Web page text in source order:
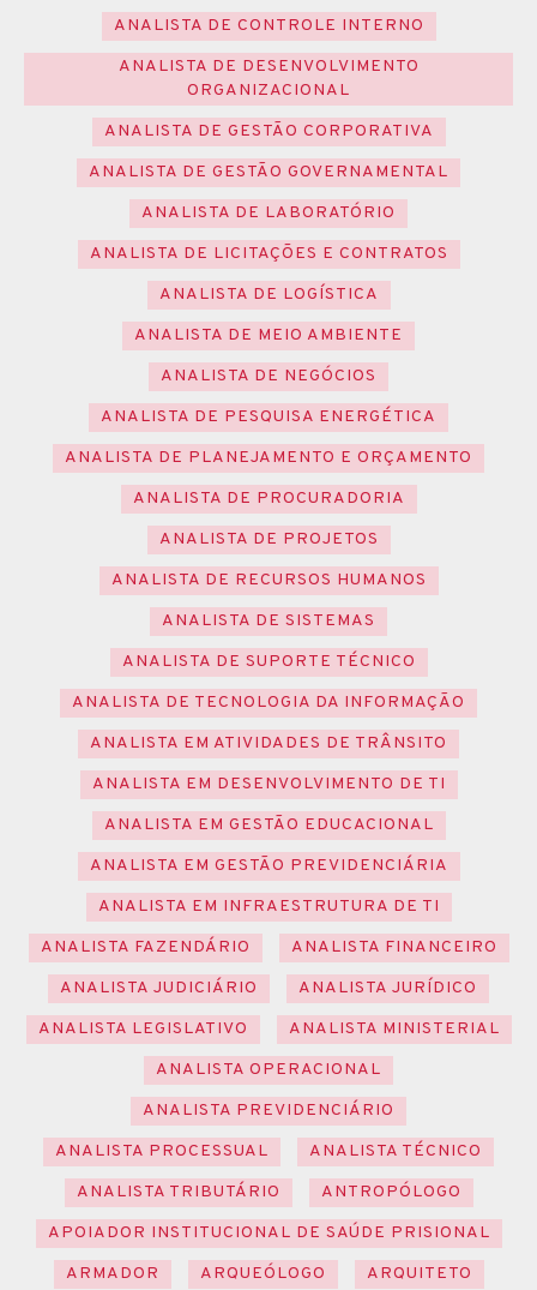
ANALISTA DE CONTROLE INTERNO
ANALISTA DE DESENVOLVIMENTO
ORGANIZACIONAL
ANALISTA DE GESTÃO CORPORATIVA
ANALISTA DE GESTÃO GOVERNAMENTAL
ANALISTA DE LABORATÓRIO
ANALISTA DE LICITAÇÕES E CONTRATOS
ANALISTA DE LOGÍSTICA
ANALISTA DE MEIO AMBIENTE
ANALISTA DE NEGÓCIOS
ANALISTA DE PESQUISA ENERGÉTICA
ANALISTA DE PLANEJAMENTO E ORÇAMENTO
ANALISTA DE PROCURADORIA
ANALISTA DE PROJETOS
ANALISTA DE RECURSOS HUMANOS
ANALISTA DE SISTEMAS
ANALISTA DE SUPORTE TÉCNICO
ANALISTA DE TECNOLOGIA DA INFORMAÇÃO
ANALISTA EM ATIVIDADES DE TRÂNSITO
ANALISTA EM DESENVOLVIMENTO DE TI
ANALISTA EM GESTÃO EDUCACIONAL
ANALISTA EM GESTÃO PREVIDENCIÁRIA
ANALISTA EM INFRAESTRUTURA DE TI
ANALISTA FAZENDÁRIO
ANALISTA FINANCEIRO
ANALISTA JUDICIÁRIO
ANALISTA JURÍDICO
ANALISTA LEGISLATIVO
ANALISTA MINISTERIAL
ANALISTA OPERACIONAL
ANALISTA PREVIDENCIÁRIO
ANALISTA PROCESSUAL
ANALISTA TÉCNICO
ANALISTA TRIBUTÁRIO
ANTROPÓLOGO
APOIADOR INSTITUCIONAL DE SAÚDE PRISIONAL
ARMADOR
ARQUEÓLOGO
ARQUITETO